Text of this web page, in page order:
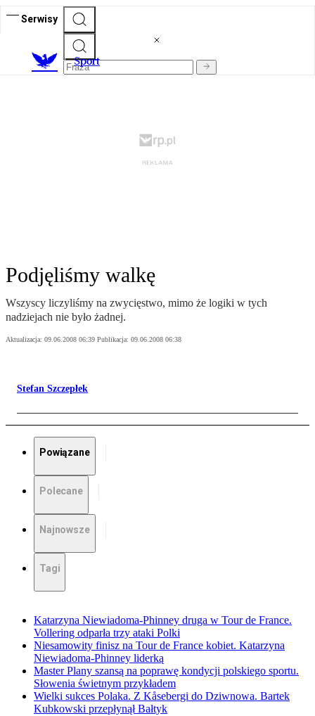
Serwisy
Sport
Podjęliśmy walkę
Wszyscy liczyliśmy na zwycięstwo, mimo że logiki w tych
nadziejach nie było żadnej.
Aktualizacja: 09.06.2008 06:39 Publikacja: 09.06.2008 06:38
Stefan Szczepłek
Powiązane
Polecane
Najnowsze
Tagi
Katarzyna Niewiadoma-Phinney druga w Tour de France.
Vollering odparła trzy ataki Polki
Niesamowity finisz na Tour de France kobiet. Katarzyna
Niewiadoma-Phinney liderką
Master Plany szansą na poprawę kondycji polskiego sportu.
Słowenia świetnym przykładem
Wielki sukces Polaka. Z Kåsebergi do Dziwnowa. Bartek
Kubkowski przepłynął Bałtyk